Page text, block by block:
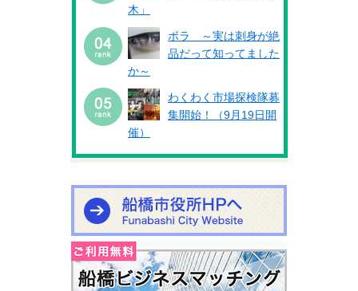
木」
ボラ ～実は刺身が絶
品だって知ってました
か～
わくわく市場探検隊募
集開始！（9月19日開
催）